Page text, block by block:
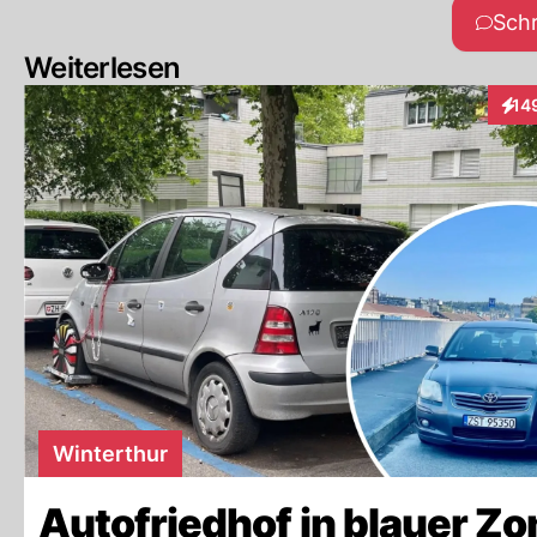
Weiterlesen
Winterthur
Autofriedhof in blauer